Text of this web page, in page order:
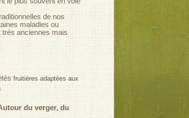
de nos
maladies ou
très anciennes mais
fruitières adaptées aux
du verger, du